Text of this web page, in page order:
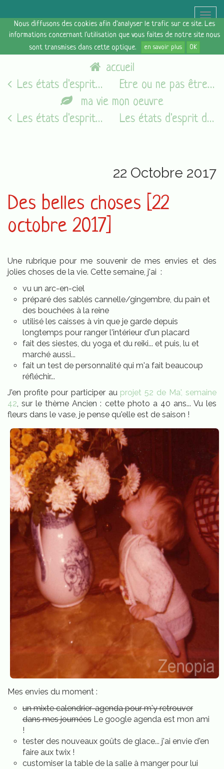
Nous diffusons des cookies afin d'analyser le trafic sur ce site. Les
informations concernant l'utilisation que vous faites de notre site nous
sont transmises dans cette optique.
en savoir plus OK
Toggle
accueil
Les états d'esprit du vendredi [20/10/17]
Etre ou ne pas être dans la norme
ma vie mon oeuvre
Les états d'esprit du vendredi [05/08/16]
Les états d'esprit du vendredi [27/10/17]
22 Octobre 2017
Des belles choses [22
octobre 2017]
Une rubrique pour me souvenir de mes envies et des
jolies choses de la vie. Cette semaine, j'ai :
vu un arc-en-ciel
préparé des sablés cannelle/gingembre, du pain et
des bouchées à la reine
utilisé les caisses à vin que je garde depuis
longtemps pour ranger l'intérieur d'un placard
fait des siestes, du yoga et du reiki... et puis, lu et
marché aussi...
fait un test de personnalité qui m'a fait beaucoup
réfléchir...
J'en profite pour participer au projet 52 de Ma', semaine
42, sur le thème Ancien : cette photo a 40 ans... Vu les
fleurs dans le vase, je pense qu'elle est de saison !
Mes envies du moment :
un mixte calendrier-agenda pour m'y retrouver
dans mes journées Le google agenda est mon ami
!
tester des nouveaux goûts de glace... j'ai envie d'en
faire aux twix !
customiser la table de la salle à manger pour lui